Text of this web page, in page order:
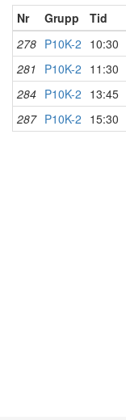
Nr Grupp Tid
278 P10K-2 10:30
281 P10K-2 11:30
284 P10K-2 13:45
287 P10K-2 15:30